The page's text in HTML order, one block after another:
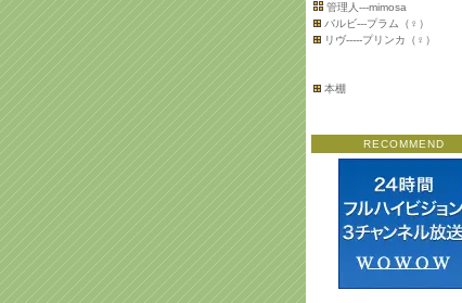
管理人---mimosa
バルビ---プラム（♀）
リヴ-----プリンカ（♀）
本棚
RECOMMEND